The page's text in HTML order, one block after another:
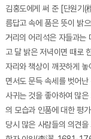
김홍도에게 써 준 [단원기(
름답고 속에 품은 뜻이 밝
거리의 어리석은 자들과는
고 달 밝은 저녁이면 때로
자리와 책상이 깨끗하게
면서도 문득 속세를 벗어
사귀는 것을 좋아하여 많
의 모습과 인품에 대한 평
당시 많은 사람들의 의견